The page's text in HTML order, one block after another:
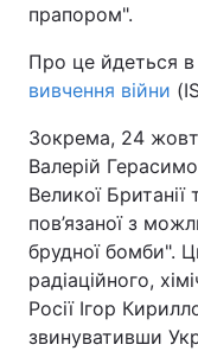
прапором".
Про це йдеться в
вивчення війни
Зокрема, 24
Валерій
Великої
пов’язаної з
брудної бомби".
радіаційного,
Росії Ігор
звинувативши